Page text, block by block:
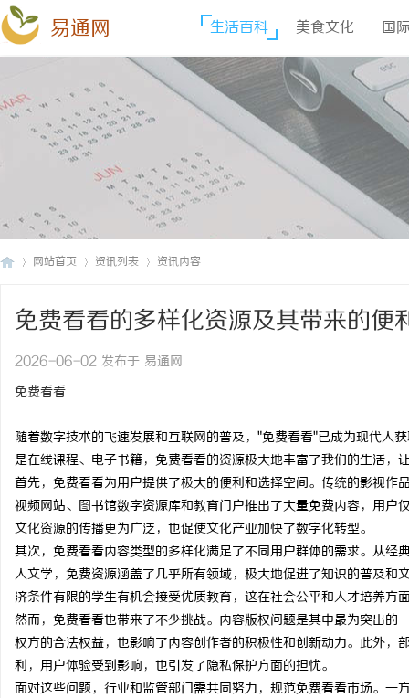
易通网 生活百科 美食文化 国
网站首页 资讯列表 资讯内容
免费看看的多样化资源及其带来的便
2026-06-02 发布于 易通网
免费看看
随着数字技术的飞速发展和互联网的普及，"免费看看"已成为现代人
是在线课程、电子书籍，免费看看的资源极大地丰富了我们的生活，
首先，免费看看为用户提供了极大的便利和选择空间。传统的影视
视频网站、图书馆数字资源库和教育门户推出了大量免费内容，用
文化资源的传播更为广泛，也促使文化产业加快了数字化转型。
其次，免费看看内容类型的多样化满足了不同用户群体的需求。从
人文学，免费资源涵盖了几乎所有领域，极大地促进了知识的普及
济条件有限的学生有机会接受优质教育，这在社会公平和人才培养方
然而，免费看看也带来了不少挑战。内容版权问题是其中最为突出
权方的合法权益，也影响了内容创作者的积极性和创新动力。此外
利，用户体验受到影响，也引发了隐私保护方面的担忧。
面对这些问题，行业和监管部门需共同努力，规范免费看看市场。